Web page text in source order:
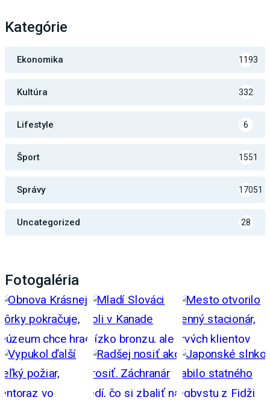
Kategórie
Ekonomika 1193
Kultúra 332
Lifestyle 6
Šport 1551
Správy 17051
Uncategorized 28
Fotogaléria